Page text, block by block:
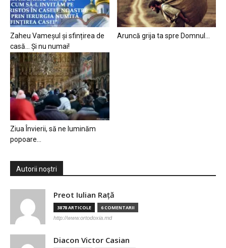
Zaheu Vameșul și sfințirea de
casă… Și nu numai!
Aruncă grija ta spre Domnul…
Ziua Învierii, să ne luminăm
popoare…
Autorii noștri
Preot Iulian Raţă
3878 ARTICOLE 6 COMENTARII
http://www.ortodoxia.md
Diacon Victor Casian